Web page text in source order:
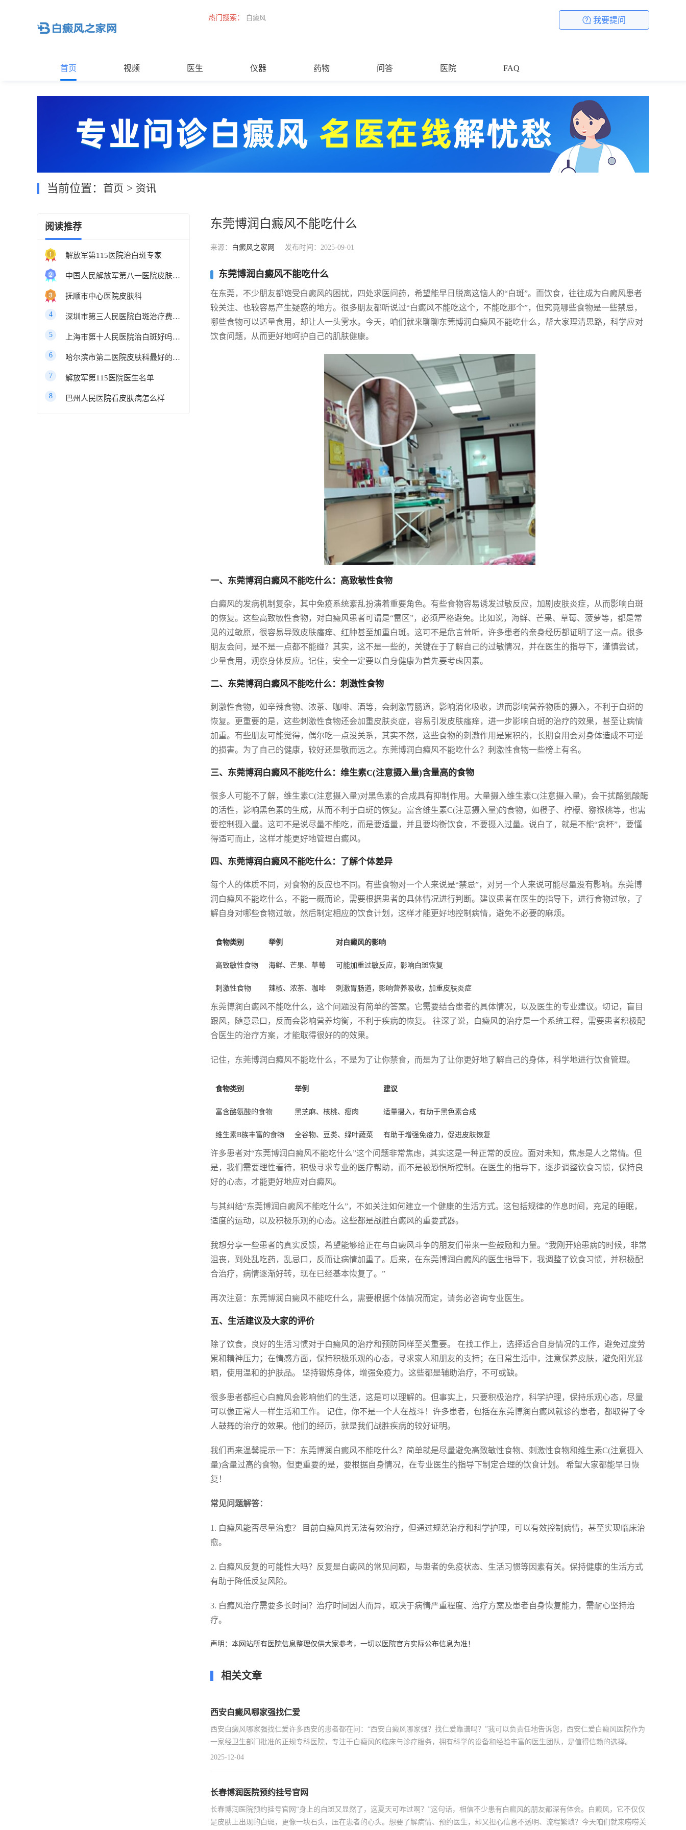
热门搜索： 白癜风 我要提问
首页 视频 医生 仪器 药物 问答 医院 FAQ
当前位置： 首页 > 资讯
阅读推荐
解放军第115医院治白斑专家
中国人民解放军第八一医院皮肤科最好的医生
抚顺市中心医院皮肤科
4 深圳市第三人民医院白斑治疗费用多少
5 上海市第十人民医院治白斑好吗知乎
6 哈尔滨市第二医院皮肤科最好的医生
7 解放军第115医院医生名单
8 巴州人民医院看皮肤病怎么样
东莞博润白癜风不能吃什么
来源： 白癜风之家网 发布时间：2025-09-01
东莞博润白癜风不能吃什么
在东莞，不少朋友都饱受白癜风的困扰，四处求医问药，希望能早日脱离这恼人的“白斑”。而饮食，往往成为白癜风患者
较关注、也较容易产生疑惑的地方。很多朋友都听说过“白癜风不能吃这个，不能吃那个”，但究竟哪些食物是一些禁忌，
哪些食物可以适量食用，却让人一头雾水。今天，咱们就来聊聊东莞博润白癜风不能吃什么，帮大家理清思路，科学应对
饮食问题，从而更好地呵护自己的肌肤健康。
一、东莞博润白癜风不能吃什么：高致敏性食物
白癜风的发病机制复杂，其中免疫系统紊乱扮演着重要角色。有些食物容易诱发过敏反应，加剧皮肤炎症，从而影响白斑
的恢复。这些高致敏性食物，对白癜风患者可谓是“雷区”，必须严格避免。比如说，海鲜、芒果、草莓、菠萝等，都是常
见的过敏原，很容易导致皮肤瘙痒、红肿甚至加重白斑。这可不是危言耸听，许多患者的亲身经历都证明了这一点。很多
朋友会问，是不是一点都不能碰？其实，这不是一些的，关键在于了解自己的过敏情况，并在医生的指导下，谨慎尝试，
少量食用，观察身体反应。记住，安全一定要以自身健康为首先要考虑因素。
二、东莞博润白癜风不能吃什么：刺激性食物
刺激性食物，如辛辣食物、浓茶、咖啡、酒等，会刺激胃肠道，影响消化吸收，进而影响营养物质的摄入，不利于白斑的
恢复。更重要的是，这些刺激性食物还会加重皮肤炎症，容易引发皮肤瘙痒，进一步影响白斑的治疗的效果，甚至让病情
加重。有些朋友可能觉得，偶尔吃一点没关系，其实不然，这些食物的刺激作用是累积的，长期食用会对身体造成不可逆
的损害。为了自己的健康，较好还是敬而远之。东莞博润白癜风不能吃什么？刺激性食物一些榜上有名。
三、东莞博润白癜风不能吃什么：维生素C(注意摄入量)含量高的食物
很多人可能不了解，维生素C(注意摄入量)对黑色素的合成具有抑制作用。大量摄入维生素C(注意摄入量)，会干扰酪氨酸酶
的活性，影响黑色素的生成，从而不利于白斑的恢复。富含维生素C(注意摄入量)的食物，如橙子、柠檬、猕猴桃等，也需
要控制摄入量。这可不是说尽量不能吃，而是要适量，并且要均衡饮食，不要摄入过量。说白了，就是不能“贪杯”，要懂
得适可而止，这样才能更好地管理白癜风。
四、东莞博润白癜风不能吃什么：了解个体差异
每个人的体质不同，对食物的反应也不同。有些食物对一个人来说是“禁忌”，对另一个人来说可能尽量没有影响。东莞博
润白癜风不能吃什么，不能一概而论，需要根据患者的具体情况进行判断。建议患者在医生的指导下，进行食物过敏，了
解自身对哪些食物过敏，然后制定相应的饮食计划，这样才能更好地控制病情，避免不必要的麻烦。
食物类别 举例 对白癜风的影响
高致敏性食物 海鲜、芒果、草莓 可能加重过敏反应，影响白斑恢复
刺激性食物 辣椒、浓茶、咖啡 刺激胃肠道，影响营养吸收，加重皮肤炎症
东莞博润白癜风不能吃什么，这个问题没有简单的答案。它需要结合患者的具体情况，以及医生的专业建议。切记，盲目
跟风，随意忌口，反而会影响营养均衡，不利于疾病的恢复。 往深了说，白癜风的治疗是一个系统工程，需要患者积极配
合医生的治疗方案，才能取得很好的的效果。
记住，东莞博润白癜风不能吃什么，不是为了让你禁食，而是为了让你更好地了解自己的身体，科学地进行饮食管理。
食物类别 举例 建议
富含酪氨酸的食物 黑芝麻、核桃、瘦肉 适量摄入，有助于黑色素合成
维生素B族丰富的食物 全谷物、豆类、绿叶蔬菜 有助于增强免疫力，促进皮肤恢复
许多患者对“东莞博润白癜风不能吃什么”这个问题非常焦虑，其实这是一种正常的反应。面对未知，焦虑是人之常情。但
是，我们需要理性看待，积极寻求专业的医疗帮助，而不是被恐惧所控制。在医生的指导下，逐步调整饮食习惯，保持良
好的心态，才能更好地应对白癜风。
与其纠结“东莞博润白癜风不能吃什么”，不如关注如何建立一个健康的生活方式。这包括规律的作息时间，充足的睡眠，
适度的运动，以及积极乐观的心态。这些都是战胜白癜风的重要武器。
我想分享一些患者的真实反馈，希望能够给正在与白癜风斗争的朋友们带来一些鼓励和力量。“我刚开始患病的时候，非常
沮丧，到处乱吃药，乱忌口，反而让病情加重了。后来，在东莞博润白癜风的医生指导下，我调整了饮食习惯，并积极配
合治疗，病情逐渐好转，现在已经基本恢复了。”
再次注意：东莞博润白癜风不能吃什么，需要根据个体情况而定，请务必咨询专业医生。
五、生活建议及大家的评价
除了饮食，良好的生活习惯对于白癜风的治疗和预防同样至关重要。 在找工作上，选择适合自身情况的工作，避免过度劳
累和精神压力；在情感方面，保持积极乐观的心态，寻求家人和朋友的支持；在日常生活中，注意保养皮肤，避免阳光暴
晒，使用温和的护肤品。 坚持锻炼身体，增强免疫力。这些都是辅助治疗，不可或缺。
很多患者都担心白癜风会影响他们的生活，这是可以理解的。但事实上，只要积极治疗，科学护理，保持乐观心态，尽量
可以像正常人一样生活和工作。 记住，你不是一个人在战斗！许多患者，包括在东莞博润白癜风就诊的患者，都取得了令
人鼓舞的治疗的效果。他们的经历，就是我们战胜疾病的较好证明。
我们再来温馨提示一下：东莞博润白癜风不能吃什么？简单就是尽量避免高致敏性食物、刺激性食物和维生素C(注意摄入
量)含量过高的食物。但更重要的是，要根据自身情况，在专业医生的指导下制定合理的饮食计划。 希望大家都能早日恢
复！
常见问题解答：
1. 白癜风能否尽量治愈？ 目前白癜风尚无法有效治疗，但通过规范治疗和科学护理，可以有效控制病情，甚至实现临床治
愈。
2. 白癜风反复的可能性大吗？反复是白癜风的常见问题，与患者的免疫状态、生活习惯等因素有关。保持健康的生活方式
有助于降低反复风险。
3. 白癜风治疗需要多长时间？治疗时间因人而异，取决于病情严重程度、治疗方案及患者自身恢复能力，需耐心坚持治
疗。
声明：本网站所有医院信息整理仅供大家参考，一切以医院官方实际公布信息为准！
相关文章
西安白癜风哪家强找仁爱
西安白癜风哪家强找仁爱许多西安的患者都在问：“西安白癜风哪家强？找仁爱靠谱吗？”我可以负责任地告诉您，西安仁爱白癜风医院作为
一家经卫生部门批准的正规专科医院，专注于白癜风的临床与诊疗服务，拥有科学的设备和经验丰富的医生团队，是值得信赖的选择。
2025-12-04
长春博润医院预约挂号官网
长春博润医院预约挂号官网“身上的白斑又显然了，这夏天可咋过啊？”这句话，相信不少患有白癜风的朋友都深有体会。白癜风，它不仅仅
是皮肤上出现的白斑，更像一块石头，压在患者的心头。想要了解病情、预约医生，却又担心信息不透明、流程繁琐？今天咱们就来唠唠关